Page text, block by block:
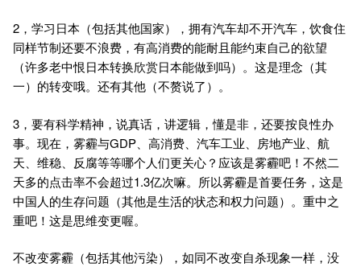
2，学习日本（包括其他国家），拥有汽车却不开汽车，饮食住
同样节制还要不浪费，有高消费的能耐且能约束自己的欲望
（许多老中恨日本转换欣赏日本能做到吗）。这是理念（其
一）的转变哦。还有其他（不赘说了）。
3，要有科学精神，说真话，讲逻辑，懂是非，还要按良性办
事。现在，雾霾与GDP、高消费、汽车工业、房地产业、航
天、维稳、反腐等等哪个人们更关心？应该是雾霾吧！不然二
天多的点击率不会超过1.3亿次嘛。所以雾霾是首要任务，这是
中国人的生存问题（其他是生活的状态和权力问题）。重中之
重吧！这是思维变更喔。
不改变雾霾（包括其他污染），如同不改变自杀现象一样，没